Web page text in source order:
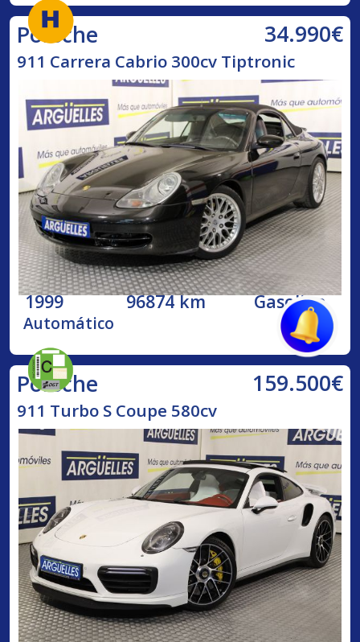
Porsche 34.990€
911 Carrera Cabrio 300cv Tiptronic
1999 96874 km Gasolina
Automático
Porsche 159.500€
911 Turbo S Coupe 580cv